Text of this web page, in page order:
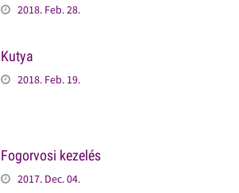
2018. Feb. 28.
Kutya
2018. Feb. 19.
Fogorvosi kezelés
2017. Dec. 04.